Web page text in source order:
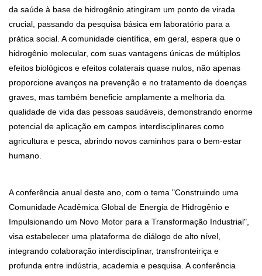
da saúde à base de hidrogênio atingiram um ponto de virada
crucial, passando da pesquisa básica em laboratório para a
prática social. A comunidade científica, em geral, espera que o
hidrogênio molecular, com suas vantagens únicas de múltiplos
efeitos biológicos e efeitos colaterais quase nulos, não apenas
proporcione avanços na prevenção e no tratamento de doenças
graves, mas também beneficie amplamente a melhoria da
qualidade de vida das pessoas saudáveis, demonstrando enorme
potencial de aplicação em campos interdisciplinares como
agricultura e pesca, abrindo novos caminhos para o bem-estar
humano.
A conferência anual deste ano, com o tema "Construindo uma
Comunidade Acadêmica Global de Energia de Hidrogênio e
Impulsionando um Novo Motor para a Transformação Industrial",
visa estabelecer uma plataforma de diálogo de alto nível,
integrando colaboração interdisciplinar, transfronteiriça e
profunda entre indústria, academia e pesquisa. A conferência